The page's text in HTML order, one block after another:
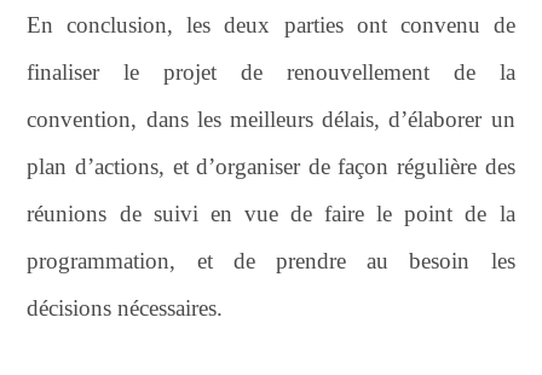
En conclusion, les deux parties ont convenu de
finaliser le projet de renouvellement de la
convention, dans les meilleurs délais, d’élaborer un
plan d’actions, et d’organiser de façon régulière des
réunions de suivi en vue de faire le point de la
programmation, et de prendre au besoin les
décisions nécessaires.